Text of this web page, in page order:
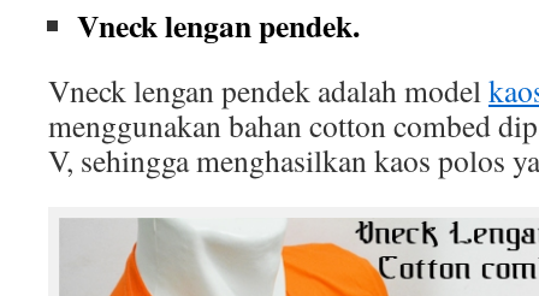
Vneck lengan pendek.
Vneck lengan pendek adalah model
menggunakan bahan cotton combed
V, sehingga menghasilkan kaos polos